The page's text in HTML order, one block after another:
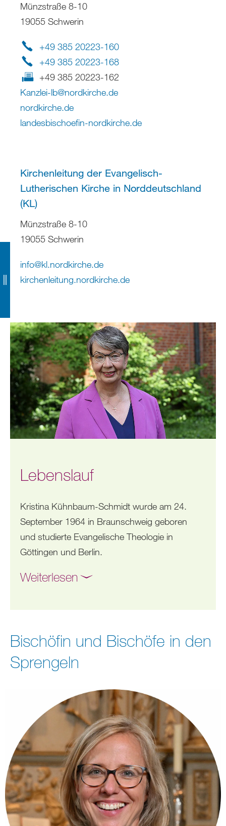
Münzstraße 8-10
19055 Schwerin
+49 385 20223-160
+49 385 20223-168
+49 385 20223-162
Kanzlei-lb@nordkirche.de
nordkirche.de
landesbischoefin-nordkirche.de
Kirchenleitung der Evangelisch-
Lutherischen Kirche in Norddeutschland
(KL)
Münzstraße 8-10
19055 Schwerin
info@kl.nordkirche.de
kirchenleitung.nordkirche.de
Lebenslauf
Kristina Kühnbaum-Schmidt wurde am 24.
September 1964 in Braunschweig geboren
und studierte Evangelische Theologie in
Göttingen und Berlin.
Weiterlesen
Bischöfin und Bischöfe in den
Sprengeln